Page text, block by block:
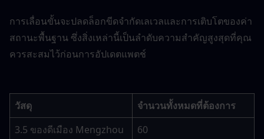
การเลื่อนขั้นจะปลดล็อกขีดจำกัดเลเวลและการเติบโตของค่า
สถานะพื้นฐาน ซึ่งสิ่งเหล่านี้เป็นลำดับความสำคัญสูงสุดที่คุณ
ควรสะสมไว้ก่อนการอัปเดตแพตช์
วัสดุ
จำนวนทั้งหมดที่ต้องการ
3.5 ของดีเมือง Mengzhou
60